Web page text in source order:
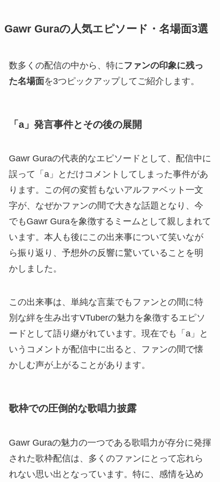
Gawr Guraの人気エピソード・名場面3選
数多くの配信の中から、特に ファンの印象に残っ
た名場面を3つピックアップしてご紹介します。
「a」発言事件とその後の展開
Gawr Guraの代表的なエピソードとして、配信中に
誤って「a」とだけコメントしてしまった事件があ
ります。この何の変哲もないアルファベット一文
字が、なぜかファンの間で大きな話題となり、今
でもGawr Guraを象徴するミームとして親しまれて
います。本人も後にこの出来事について笑いなが
ら振り返り、予想外の反響に驚いていることを明
かしました。
この出来事は、単純な言葉でもファンとの間に特
別な絆を生み出すVTuberの魅力を象徴するエピソ
ードとして語り継がれています。現在でも「a」と
いうコメントが配信中に出ると、ファンの間で懐
かしむ声が上がることがあります。
歌枠での圧倒的な歌唱力披露
Gawr Guraの魅力の一つである歌唱力が存分に発揮
された歌枠配信は、多くのファンにとって忘れら
れない思い出となっています。特に、感情を込め